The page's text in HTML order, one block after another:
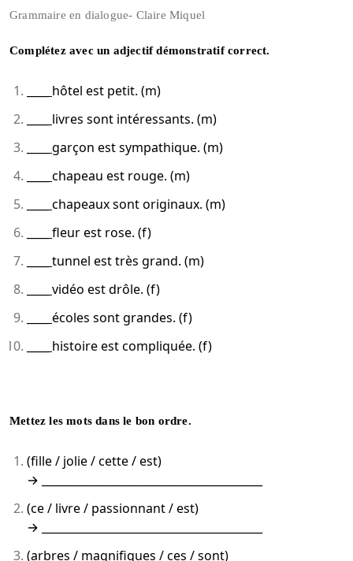
Grammaire en dialogue- Claire Miquel
Complétez avec un adjectif démonstratif correct.
hôtel est petit. (m)
livres sont intéressants. (m)
garçon est sympathique. (m)
chapeau est rouge. (m)
chapeaux sont originaux. (m)
fleur est rose. (f)
tunnel est très grand. (m)
vidéo est drôle. (f)
écoles sont grandes. (f)
histoire est compliquée. (f)
Mettez les mots dans le bon ordre.
(fille / jolie / cette / est)
→ ________________________________________
(ce / livre / passionnant / est)
→ ________________________________________
(arbres / magnifiques / ces / sont)